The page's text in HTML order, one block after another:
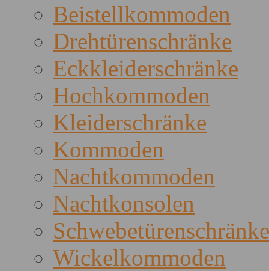
Beistellkommoden
Drehtürenschränke
Eckkleiderschränke
Hochkommoden
Kleiderschränke
Kommoden
Nachtkommoden
Nachtkonsolen
Schwebetürenschränke
Wickelkommoden